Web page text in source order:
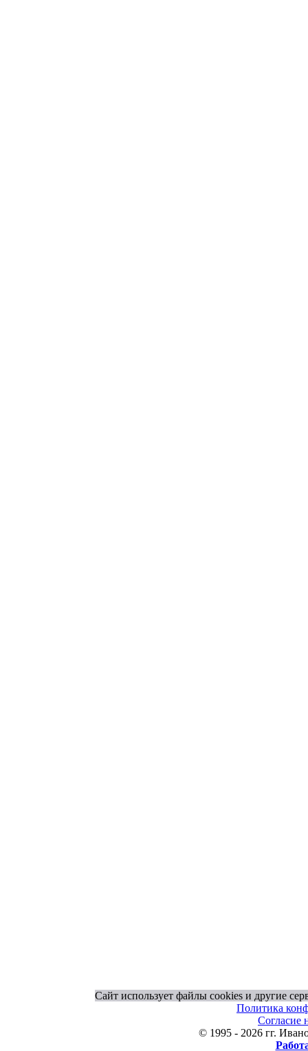
Сайт использует файлы cookies и другие
Политика
Согласие
© 1995 - 2026 гг.